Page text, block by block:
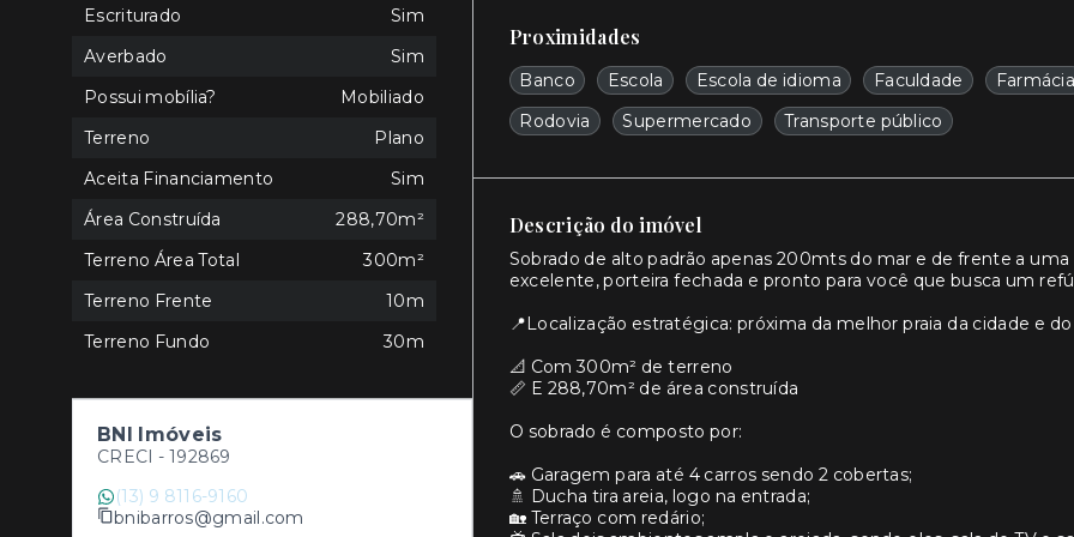
Proximidades
Banco Escola Escola de idioma Faculdade
Rodovia
Supermercado Transporte público
Descrição do imóvel
Sobrado de alto padrão apenas 200mts do mar e de frente a
excelente, porteira fechada e pronto para você que busca um
📍Localização estratégica: próxima da melhor praia da cidade e
📐 Com 300m² de terreno
📏 E 288,70m² de área construída
O sobrado é composto por:
🚗 Garagem para até 4 carros sendo 2 cobertas;
🚿 Ducha tira areia, logo na entrada;
🏡 Terraço com redário;
Escriturado
Sim
Averbado
Sim
Possui mobília?
Mobiliado
Terreno
Plano
Aceita Financiamento
Sim
Área Construída
288,70m²
Terreno Área Total
300m²
Terreno Frente
10m
Terreno Fundo
30m
BNI Imóveis
CRECI - 192869
(13) 9 8116-9160
bnibarros@gmail.com